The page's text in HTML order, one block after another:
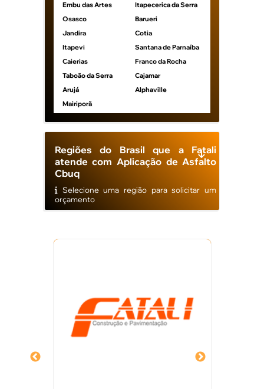
Embu das Artes
Itapecerica da Serra
Osasco
Barueri
Jandira
Cotia
Itapevi
Santana de Parnaíba
Caierias
Franco da Rocha
Taboão da Serra
Cajamar
Arujá
Alphaville
Mairiporã
Regiões do Brasil que a Fatali
atende com Aplicação de Asfalto
Cbuq
Selecione uma região para solicitar um
orçamento